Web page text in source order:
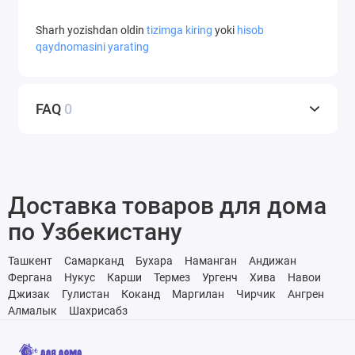
tarzda qabul qiluvchi o'zi xohlagan narsani tanlashi yoki
maxsus, noyob aromatik kompozitsiyani yaratishi
Sharh yozishdan oldin tizimga kiring yoki hisob
qaydnomasini yarating
FAQ 0
Доставка товаров для дома
по Узбекистану
Ташкент Самарканд Бухара Наманган
Андижан
Фергана
Нукус Карши Термез Ургенч Хива
Навои
Джизак
Гулистан Коканд Маргилан Чирчик
Ангрен
Алмалык
Шахрисабз